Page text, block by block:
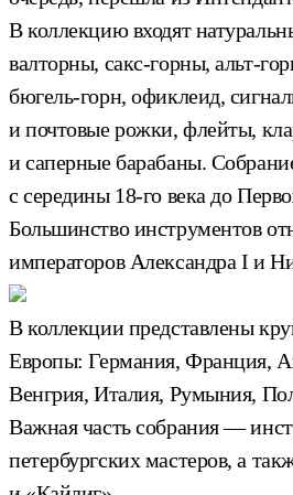
В коллекцию входят
валторны, сакс-горны, альт-
бюгель-горн, офиклеид,
и почтовые рожки, флейты,
и саперные барабаны.
с середины 18-го века до
Большинство инструментов
императоров Александра I и
В коллекции представлены
Европы: Германия, Франция,
Венгрия, Италия, Румыния,
Важная часть собрания —
петербургских мастеров, а